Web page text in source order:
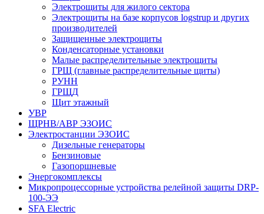
Электрощиты для жилого сектора
Электрощиты на базе корпусов logstrup и других
производителей
Защищенные электрощиты
Конденсаторные установки
Малые распределительные электрощиты
ГРЩ (главные распределительные щиты)
РУНН
ГРЩД
Щит этажный
УВР
ЩРНВ/АВР ЭЗОИС
Электростанции ЭЗОИС
Дизельные генераторы
Бензиновые
Газопоршневые
Энергокомплексы
Микропроцессорные устройства релейной защиты DRP-
100-ЭЭ
SFA Electric